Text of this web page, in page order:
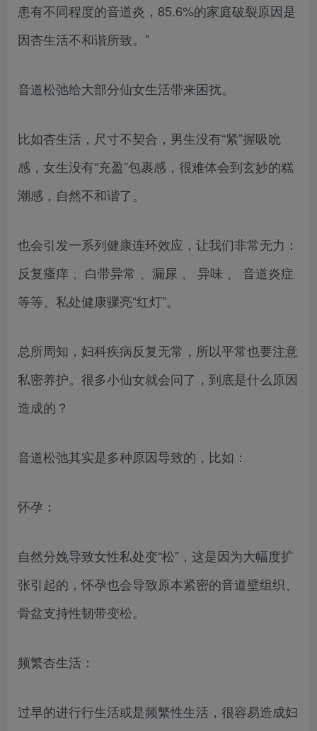
患有不同程度的音道炎，85.6%的家庭破裂原因是
因杏生活不和谐所致。”
音道松弛给大部分仙女生活带来困扰。
比如杏生活，尺寸不契合，男生没有“紧”握吸吮
感，女生没有“充盈”包裹感，很难体会到玄妙的糕
潮感，自然不和谐了。
也会引发一系列健康连环效应，让我们非常无力：
反复瘙痒 、白带异常 、漏尿 、 异味 、 音道炎症
等等、私处健康骤亮“红灯”。
总所周知，妇科疾病反复无常，所以平常也要注意
私密养护。很多小仙女就会问了，到底是什么原因
造成的？
音道松弛其实是多种原因导致的，比如：
怀孕：
自然分娩导致女性私处变“松”，这是因为大幅度扩
张引起的，怀孕也会导致原本紧密的音道壁组织、
骨盆支持性韧带变松。
频繁杏生活：
过早的进行行生活或是频繁性生活，很容易造成妇